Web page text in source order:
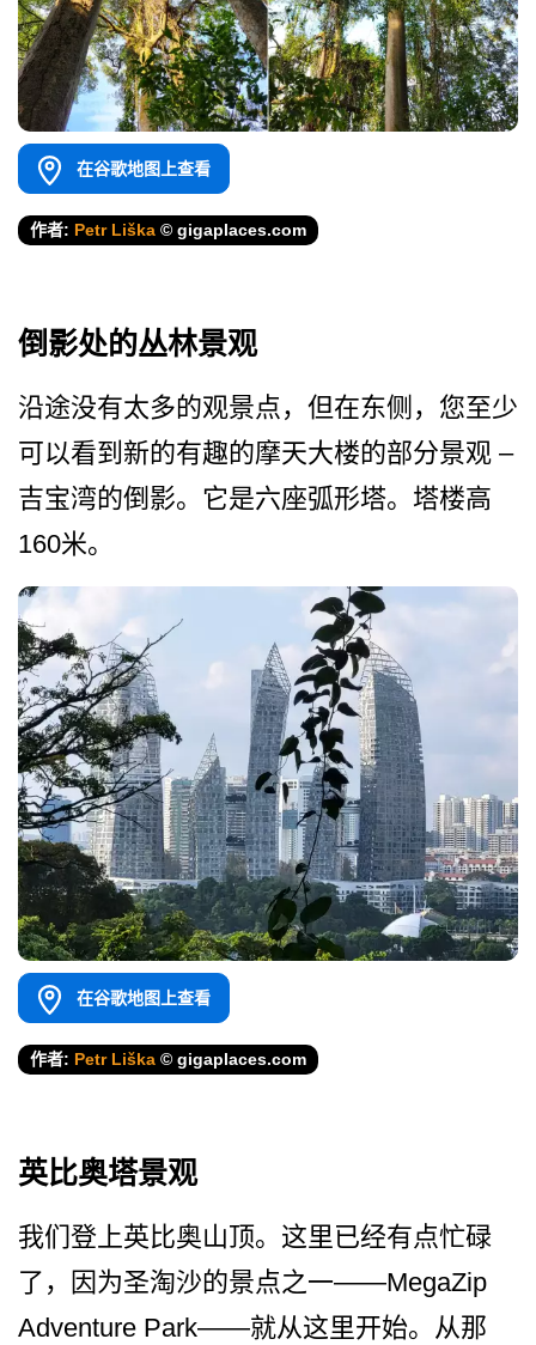
在谷歌地图上查看
作者: Petr Liška © gigaplaces.com
倒影处的丛林景观
沿途没有太多的观景点，但在­东侧，您至少
可以看到新的有趣的摩天大楼的部分景观 –
吉宝湾的倒影。它是六座弧形­塔。塔楼高
160米。
在谷歌地图上查看
作者: Petr Liška © gigaplaces.com
英比奥塔景观
我们登上英比奥山顶。这里已­经有点忙碌
了，因为圣淘沙的景点之一——MegaZip
Adventure Park——就从这里开始。从那